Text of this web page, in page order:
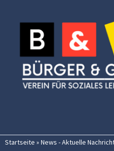
Inhalt
springen
Startseite » News - Aktuelle